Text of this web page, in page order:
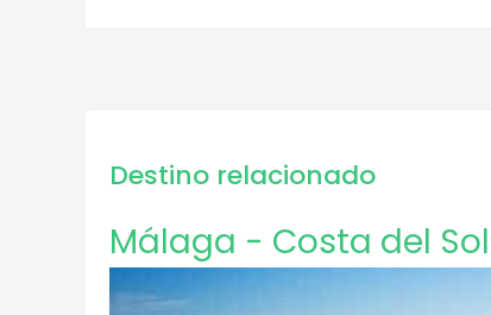
Destino relacionado
Málaga - Costa del Sol